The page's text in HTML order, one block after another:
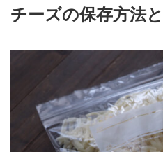
チーズの保存方法